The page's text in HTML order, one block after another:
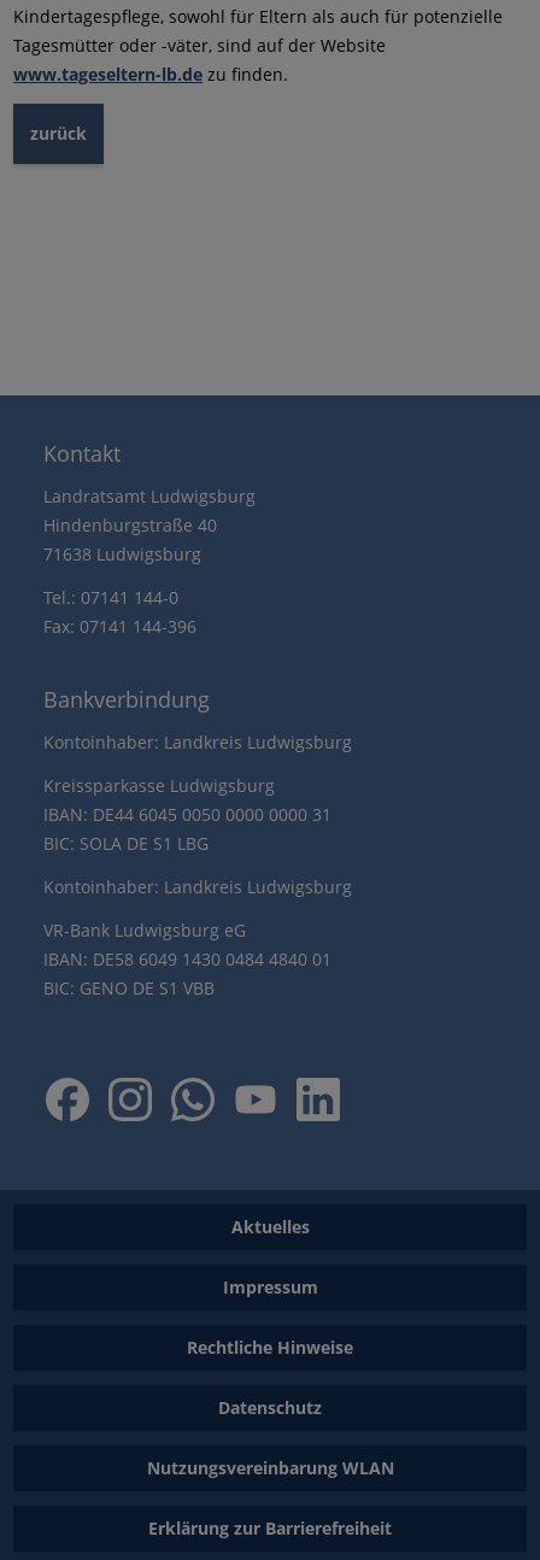
Kindertagespflege, sowohl für Eltern als auch für potenzielle
Tagesmütter oder -väter, sind auf der Website
www.tageseltern-lb.de zu finden.
zurück
Kontakt
Landratsamt Ludwigsburg
Hindenburgstraße 40
71638 Ludwigsburg
Tel.: 07141 144-0
Fax: 07141 144-396
Bankverbindung
Kontoinhaber: Landkreis Ludwigsburg
Kreissparkasse Ludwigsburg
IBAN: DE44 6045 0050 0000 0000 31
BIC: SOLA DE S1 LBG
Kontoinhaber: Landkreis Ludwigsburg
VR-Bank Ludwigsburg eG
IBAN: DE58 6049 1430 0484 4840 01
BIC: GENO DE S1 VBB
Aktuelles
Impressum
Rechtliche Hinweise
Datenschutz
Nutzungsvereinbarung WLAN
Erklärung zur Barrierefreiheit